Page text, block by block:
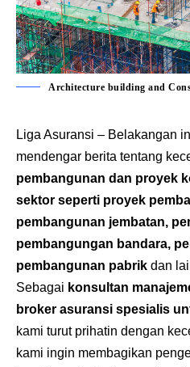
Architecture building and
Liga Asuransi – Belakangan
mendengar berita tentang
pembangunan dan proyek
sektor seperti proyek
pembangunan jembatan,
pembangungan bandara,
pembangunan pabrik dan
Sebagai konsultan
broker asuransi spesialis
kami turut prihatin dengan
kami ingin membagikan